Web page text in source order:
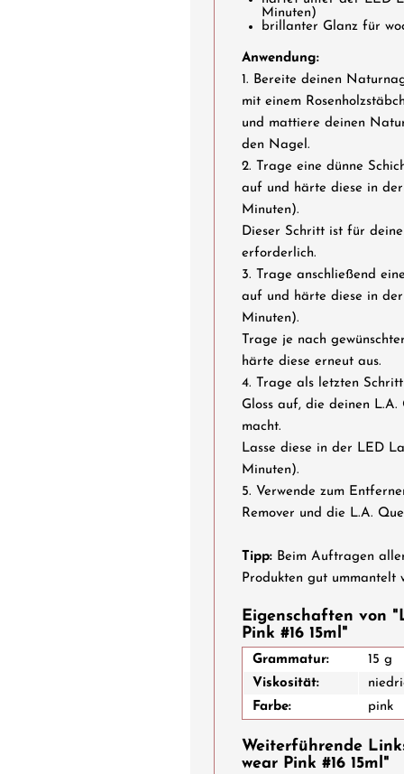
Minuten)
brillanter Glanz für
Anwendung:
1. Bereite deinen
mit einem
und mattiere deinen
den Nagel.
2. Trage eine dünne
auf und härte diese in
Minuten).
Dieser Schritt ist für
erforderlich.
3. Trage anschließend
auf und härte diese in
Minuten).
Trage je nach
härte diese erneut aus.
4. Trage als letzten
Gloss auf, die deinen
macht.
Lasse diese in der LED
Minuten).
5. Verwende zum
Remover und die L.A.
Tipp:Beim Auftragen
Produkten gut ummantelt
Eigenschaften von
Pink #16 15ml"
Grammatur:
15 g
Viskosität:
Farbe:
pink
Weiterführende
wear Pink #16 15ml"